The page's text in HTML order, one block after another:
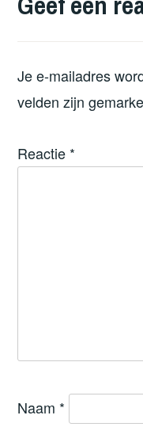
Je e-mailadres
velden zijn
Reactie *
Naam *